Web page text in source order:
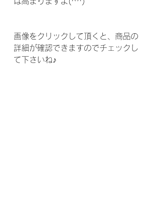
画像をクリックして頂くと、商品の
詳細が確認できますのでチェックし
て下さいね♪